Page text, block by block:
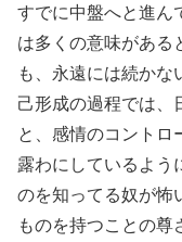
すでに中盤へと進ん
は多くの意味がある
も、永遠には続かな
己形成の過程では、
と、感情のコントロ
露わにしているよう
のを知ってる奴が怖
ものを持つことの尊